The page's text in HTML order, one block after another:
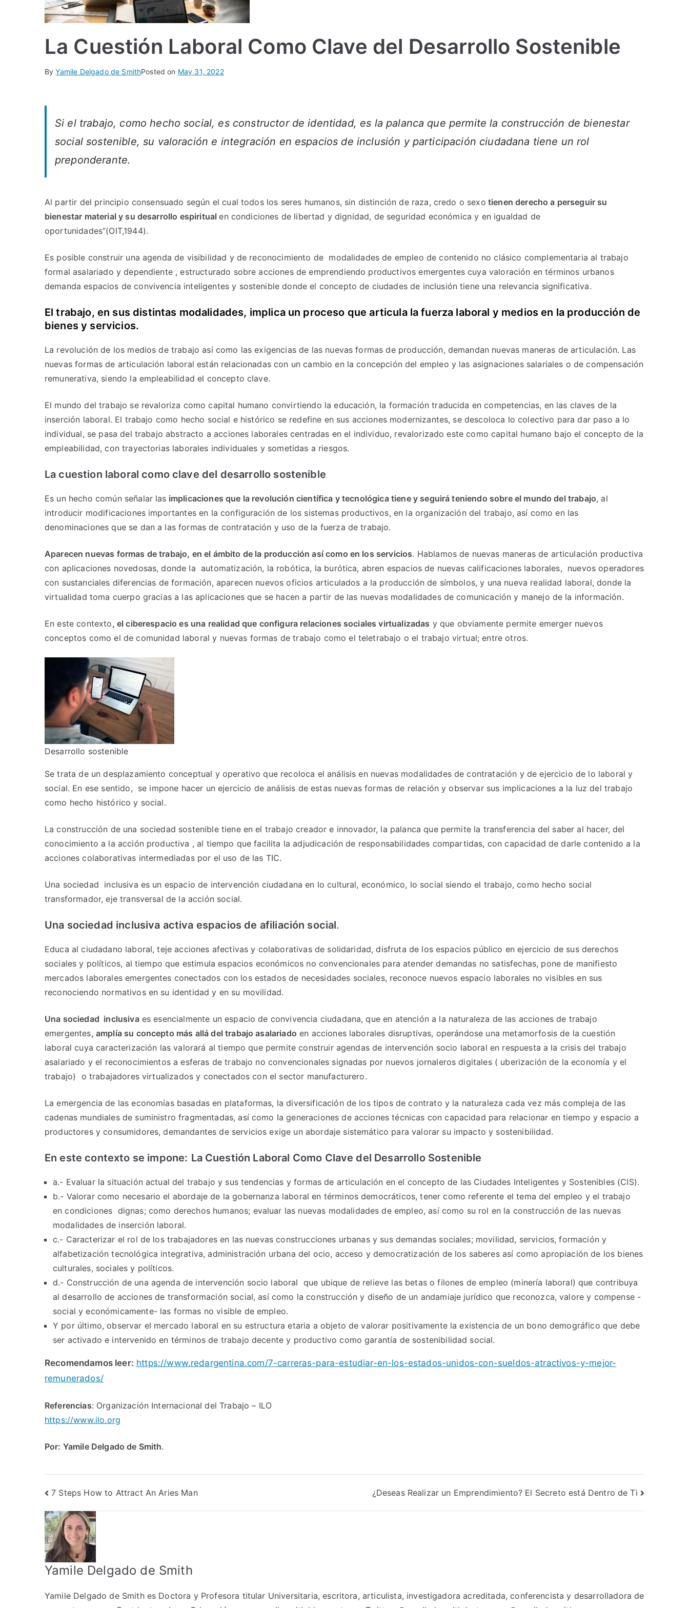
La Cuestión Laboral Como Clave del Desarrollo Sostenible
ByYamile Delgado de SmithPosted on May 31, 2022
Si el trabajo, como hecho social, es constructor de identidad, es la palanca que permite la construcción de bienestar
social sostenible, su valoración e integración en espacios de inclusión y participación ciudadana tiene un rol
preponderante.
Al partir del principio consensuado según el cual todos los seres humanos, sin distinción de raza, credo o sexo tienen derecho a perseguir su
bienestar material y su desarrollo espiritualen condiciones de libertad y dignidad, de seguridad económica y en igualdad de
oportunidades”(OIT,1944).
Es posible construir una agenda de visibilidad y de reconocimiento de modalidades de empleo de contenido no clásico complementaria al trabajo
formal asalariado y dependiente , estructurado sobre acciones de emprendiendo productivos emergentes cuya valoración en términos urbanos
demanda espacios de convivencia inteligentes y sostenible donde el concepto de ciudades de inclusión tiene una relevancia significativa.
El trabajo, en sus distintas modalidades, implica un proceso que articula la fuerza laboral y medios en la producción de
bienes y servicios.
La revolución de los medios de trabajo así como las exigencias de las nuevas formas de producción, demandan nuevas maneras de articulación. Las
nuevas formas de articulación laboral están relacionadas con un cambio en la concepción del empleo y las asignaciones salariales o de compensación
remunerativa, siendo la empleabilidad el concepto clave.
El mundo del trabajo se revaloriza como capital humano convirtiendo la educación, la formación traducida en competencias, en las claves de la
inserción laboral. El trabajo como hecho social e histórico se redefine en sus acciones modernizantes, se descoloca lo colectivo para dar paso a lo
individual, se pasa del trabajo abstracto a acciones laborales centradas en el individuo, revalorizado este como capital humano bajo el concepto de la
empleabilidad, con trayectorias laborales individuales y sometidas a riesgos.
La cuestion laboral como clave del desarrollo sostenible
Es un hecho común señalar las implicaciones que la revolución científica y tecnológica tiene y seguirá teniendo sobre el mundo del trabajo, al
introducir modificaciones importantes en la configuración de los sistemas productivos, en la organización del trabajo, así como en las
denominaciones que se dan a las formas de contratación y uso de la fuerza de trabajo.
Aparecen nuevas formas de trabajo, en el ámbito de la producción así como en los servicios. Hablamos de nuevas maneras de articulación productiva
con aplicaciones novedosas, donde la automatización, la robótica, la burótica, abren espacios de nuevas calificaciones laborales, nuevos operadores
con sustanciales diferencias de formación, aparecen nuevos oficios articulados a la producción de símbolos, y una nueva realidad laboral, donde la
virtualidad toma cuerpo gracias a las aplicaciones que se hacen a partir de las nuevas modalidades de comunicación y manejo de la información.
En este contexto, el ciberespacio es una realidad que configura relaciones sociales virtualizadas y que obviamente permite emerger nuevos
conceptos como el de comunidad laboral y nuevas formas de trabajo como el teletrabajo o el trabajo virtual; entre otros.
Desarrollo sostenible
Se trata de un desplazamiento conceptual y operativo que recoloca el análisis en nuevas modalidades de contratación y de ejercicio de lo laboral y
social. En ese sentido, se impone hacer un ejercicio de análisis de estas nuevas formas de relación y observar sus implicaciones a la luz del trabajo
como hecho histórico y social.
La construcción de una sociedad sostenible tiene en el trabajo creador e innovador, la palanca que permite la transferencia del saber al hacer, del
conocimiento a la acción productiva , al tiempo que facilita la adjudicación de responsabilidades compartidas, con capacidad de darle contenido a la
acciones colaborativas intermediadas por el uso de las TIC.
Una sociedad inclusiva es un espacio de intervención ciudadana en lo cultural, económico, lo social siendo el trabajo, como hecho social
transformador, eje transversal de la acción social.
Una sociedad inclusiva activa espacios de afiliación social.
Educa al ciudadano laboral, teje acciones afectivas y colaborativas de solidaridad, disfruta de los espacios público en ejercicio de sus derechos
sociales y políticos, al tiempo que estimula espacios económicos no convencionales para atender demandas no satisfechas, pone de manifiesto
mercados laborales emergentes conectados con los estados de necesidades sociales, reconoce nuevos espacio laborales no visibles en sus
reconociendo normativos en su identidad y en su movilidad.
Una sociedad inclusivaes esencialmente un espacio de convivencia ciudadana, que en atención a la naturaleza de las acciones de trabajo
emergentes, amplía su concepto más allá del trabajo asalariado en acciones laborales disruptivas, operándose una metamorfosis de la cuestión
laboral cuya caracterización las valorará al tiempo que permite construir agendas de intervención socio laboral en respuesta a la crisis del trabajo
asalariado y el reconocimientos a esferas de trabajo no convencionales signadas por nuevos jornaleros digitales ( uberización de la economía y el
trabajo) o trabajadores virtualizados y conectados con el sector manufacturero.
La emergencia de las economías basadas en plataformas, la diversificación de los tipos de contrato y la naturaleza cada vez más compleja de las
cadenas mundiales de suministro fragmentadas, así como la generaciones de acciones técnicas con capacidad para relacionar en tiempo y espacio a
productores y consumidores, demandantes de servicios exige un abordaje sistemático para valorar su impacto y sostenibilidad.
En este contexto se impone: La Cuestión Laboral Como Clave del Desarrollo Sostenible
a.- Evaluar la situación actual del trabajo y sus tendencias y formas de articulación en el concepto de las Ciudades Inteligentes y Sostenibles (CIS).
b.- Valorar como necesario el abordaje de la gobernanza laboral en términos democráticos, tener como referente el tema del empleo y el trabajo
en condiciones dignas; como derechos humanos; evaluar las nuevas modalidades de empleo, así como su rol en la construcción de las nuevas
modalidades de inserción laboral.
c.- Caracterizar el rol de los trabajadores en las nuevas construcciones urbanas y sus demandas sociales; movilidad, servicios, formación y
alfabetización tecnológica integrativa, administración urbana del ocio, acceso y democratización de los saberes así como apropiación de los bienes
culturales, sociales y políticos.
d.- Construcción de una agenda de intervención socio laboral que ubique de relieve las betas o filones de empleo (minería laboral) que contribuya
al desarrollo de acciones de transformación social, así como la construcción y diseño de un andamiaje jurídico que reconozca, valore y compense -
social y económicamente- las formas no visible de empleo.
Y por último, observar el mercado laboral en su estructura etaria a objeto de valorar positivamente la existencia de un bono demográfico que debe
ser activado e intervenido en términos de trabajo decente y productivo como garantía de sostenibilidad social.
Recomendamos leer: https://www.redargentina.com/7-carreras-para-estudiar-en-los-estados-unidos-con-sueldos-atractivos-y-mejor-
remunerados/
Referencias: Organización Internacional del Trabajo – ILO
https://www.ilo.org
Por: Yamile Delgado de Smith.
Post
navigation
7 Steps How to Attract An Aries Man ¿Deseas Realizar un Emprendimiento? El Secreto está Dentro de Ti
Yamile Delgado de Smith
Yamile Delgado de Smith es Doctora y Profesora titular Universitaria, escritora, articulista, investigadora acreditada, conferencista y desarrolladora de